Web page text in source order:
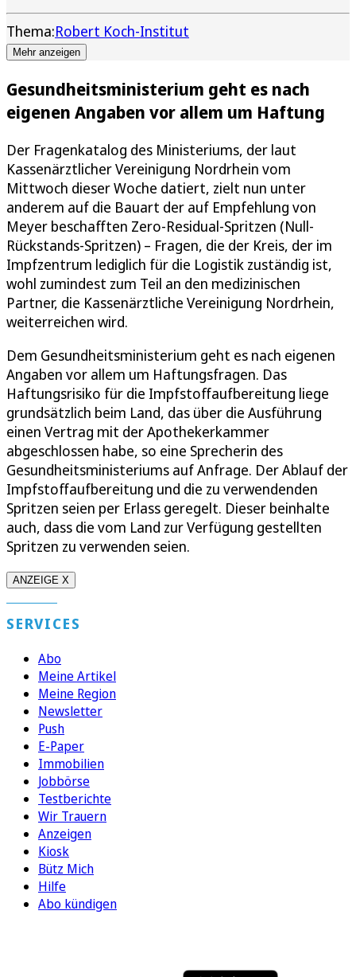
Thema:Robert Koch-Institut
Mehr anzeigen
Gesundheitsministerium geht es nach
eigenen Angaben vor allem um Haftung
Der Fragenkatalog des Ministeriums, der laut
Kassenärztlicher Vereinigung Nordrhein vom
Mittwoch dieser Woche datiert, zielt nun unter
anderem auf die Bauart der auf Empfehlung von
Meyer beschafften Zero-Residual-Spritzen (Null-
Rückstands-Spritzen) – Fragen, die der Kreis, der im
Impfzentrum lediglich für die Logistik zuständig ist,
wohl zumindest zum Teil an den medizinischen
Partner, die Kassenärztliche Vereinigung Nordrhein,
weiterreichen wird.
Dem Gesundheitsministerium geht es nach eigenen
Angaben vor allem um Haftungsfragen. Das
Haftungsrisiko für die Impfstoffaufbereitung liege
grundsätzlich beim Land, das über die Ausführung
einen Vertrag mit der Apothekerkammer
abgeschlossen habe, so eine Sprecherin des
Gesundheitsministeriums auf Anfrage. Der Ablauf der
Impfstoffaufbereitung und die zu verwendenden
Spritzen seien per Erlass geregelt. Dieser beinhalte
auch, dass die vom Land zur Verfügung gestellten
Spritzen zu verwenden seien.
ANZEIGE X
SERVICES
Abo
Meine Artikel
Meine Region
Newsletter
Push
E-Paper
Immobilien
Jobbörse
Testberichte
Wir Trauern
Anzeigen
Kiosk
Bütz Mich
Hilfe
Abo kündigen